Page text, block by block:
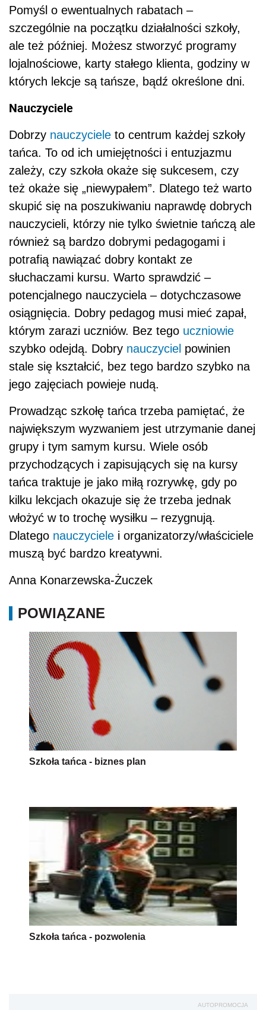
Pomyśl o ewentualnych rabatach –
szczególnie na początku działalności szkoły,
ale też później. Możesz stworzyć programy
lojalnościowe, karty stałego klienta, godziny w
których lekcje są tańsze, bądź określone dni.
Nauczyciele
Dobrzy nauczyciele to centrum każdej szkoły
tańca. To od ich umiejętności i entuzjazmu
zależy, czy szkoła okaże się sukcesem, czy
też okaże się „niewypałem”. Dlatego też warto
skupić się na poszukiwaniu naprawdę dobrych
nauczycieli, którzy nie tylko świetnie tańczą ale
również są bardzo dobrymi pedagogami i
potrafią nawiązać dobry kontakt ze
słuchaczami kursu. Warto sprawdzić –
potencjalnego nauczyciela – dotychczasowe
osiągnięcia. Dobry pedagog musi mieć zapał,
którym zarazi uczniów. Bez tego uczniowie
szybko odejdą. Dobry nauczyciel powinien
stale się kształcić, bez tego bardzo szybko na
jego zajęciach powieje nudą.
Prowadząc szkołę tańca trzeba pamiętać, że
największym wyzwaniem jest utrzymanie danej
grupy i tym samym kursu. Wiele osób
przychodzących i zapisujących się na kursy
tańca traktuje je jako miłą rozrywkę, gdy po
kilku lekcjach okazuje się że trzeba jednak
włożyć w to trochę wysiłku – rezygnują.
Dlatego nauczyciele i organizatorzy/właściciele
muszą być bardzo kreatywni.
Anna Konarzewska-Żuczek
POWIĄZANE
Szkoła tańca - biznes plan
Szkoła tańca - pozwolenia
AUTOPROMOCJA